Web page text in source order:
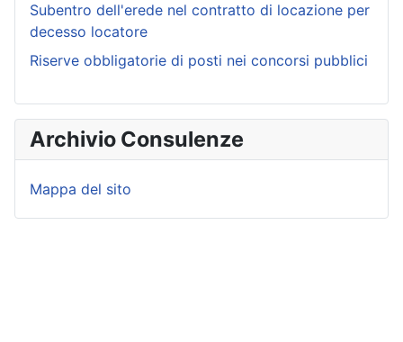
Subentro dell'erede nel contratto di locazione per
decesso locatore
Riserve obbligatorie di posti nei concorsi pubblici
Archivio Consulenze
Mappa del sito